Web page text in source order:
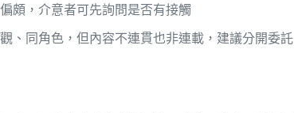
頗，介意者可先詢問是否有接觸
、同角色，但內容不連貫也非連載，建議分開委託